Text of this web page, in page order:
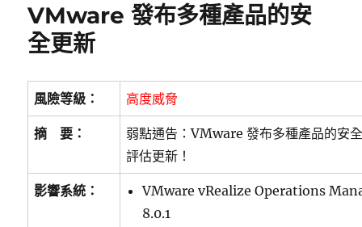
VMware 發布多種產品的安
全更新
風險等級： 高度威脅
摘 要：
弱點通告：VMware 發布多種產品的安
評估更新！
影響系統：
VMware vRealize Operations
8.0.1